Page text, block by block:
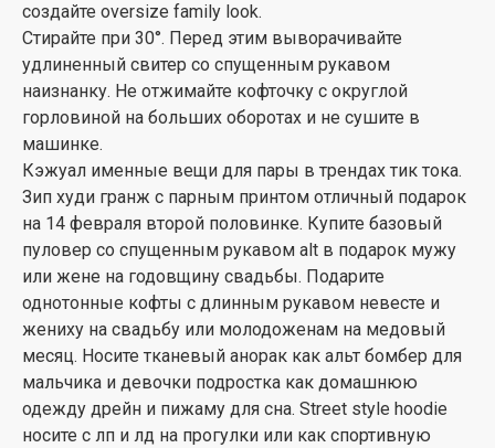
создайте oversize family look.
Стирайте при 30°. Перед этим выворачивайте
удлиненный свитер со спущенным рукавом
наизнанку. Не отжимайте кофточку с округлой
горловиной на больших оборотах и не сушите в
машинке.
Кэжуал именные вещи для пары в трендах тик тока.
Зип худи гранж с парным принтом отличный подарок
на 14 февраля второй половинке. Купите базовый
пуловер со спущенным рукавом alt в подарок мужу
или жене на годовщину свадьбы. Подарите
однотонные кофты с длинным рукавом невесте и
жениху на свадьбу или молодоженам на медовый
месяц. Носите тканевый анорак как альт бомбер для
мальчика и девочки подростка как домашнюю
одежду дрейн и пижаму для сна. Street style hoodie
носите с лп и лд на прогулки или как спортивную